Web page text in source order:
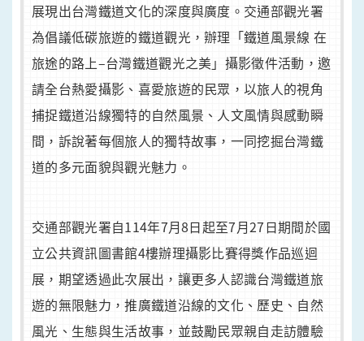
展現出台灣鐵道文化的深度與廣度。交通部觀光署
為倡議低碳旅遊的鐵道觀光，辦理「鐵道風景線 在
旅途的路上–台灣鐵道觀光之美」攝影徵件活動，邀
請全台熱愛攝影、喜愛旅遊的民眾，以旅人的視角
捕捉鐵道沿線獨特的自然風景、人文風情與感動瞬
間，訴說著每個旅人的獨特故事，一同挖掘台灣鐵
道的多元面貌與觀光魅力。
交通部觀光署自114年7月8日起至7月27日期間於國
立公共資訊圖書館4樓辦理攝影比賽得獎作品巡迴
展，期望透過此次展出，讓更多人認識台灣鐵道旅
遊的無限魅力，推廣鐵道沿線的文化、歷史、自然
風光、生態與生活故事，並鼓勵民眾親自走訪體驗